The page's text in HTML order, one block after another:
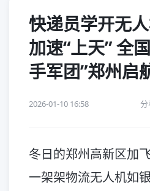
快递员学开无
加速“上天” 全
手军团”郑州启
2026-01-10 16:58 分
冬日的郑州高新区加
一架架物流无人机如